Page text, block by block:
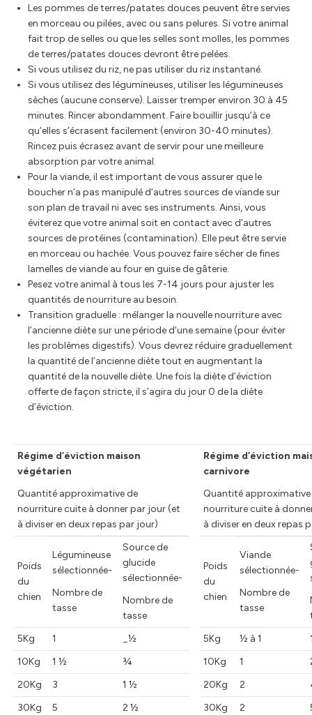
Les pommes de terres/patates douces peuvent être servies
en morceau ou pilées, avec ou sans pelures. Si votre animal
fait trop de selles ou que les selles sont molles, les pommes
de terres/patates douces devront être pelées.
Si vous utilisez du riz, ne pas utiliser du riz instantané.
Si vous utilisez des légumineuses, utiliser les légumineuses
sèches (aucune conserve). Laisser tremper environ 30 à 45
minutes. Rincer abondamment. Faire bouillir jusqu’à ce
qu’elles s’écrasent facilement (environ 30-40 minutes).
Rincez puis écrasez avant de servir pour une meilleure
absorption par votre animal.
Pour la viande, il est important de vous assurer que le
boucher n’a pas manipulé d’autres sources de viande sur
son plan de travail ni avec ses instruments. Ainsi, vous
éviterez que votre animal soit en contact avec d’autres
sources de protéines (contamination). Elle peut être servie
en morceau ou hachée. Vous pouvez faire sécher de fines
lamelles de viande au four en guise de gâterie.
Pesez votre animal à tous les 7-14 jours pour ajuster les
quantités de nourriture au besoin.
Transition graduelle : mélanger la nouvelle nourriture avec
l’ancienne diète sur une période d’une semaine (pour éviter
les problèmes digestifs). Vous devrez réduire graduellement
la quantité de l’ancienne diète tout en augmentant la
quantité de la nouvelle diète. Une fois la diète d’éviction
offerte de façon stricte, il s’agira du jour 0 de la diète
d’éviction.
Régime d’éviction maison
végétarien
Quantité approximative de
nourriture cuite à donner par jour (et
à diviser en deux repas par jour)
Régime d’éviction
carnivore
Quantité approximative
nourriture cuite à
à diviser en deux repas
Poids
du
chien
Légumineuse
sélectionnée-
Nombre de
tasse
Source de
glucide
sélectionnée-
Nombre de
tasse
Poids
du
chien
Viande
sélectionnée-
Nombre de
tasse
5Kg
1 _½ 5Kg ½ à 1
10Kg
1 ½ ¾ 10Kg 1
20Kg
3 1 ½ 20Kg 2
30Kg
5 2 ½ 30Kg 2